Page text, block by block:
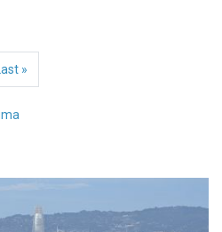
Viimane
Last »